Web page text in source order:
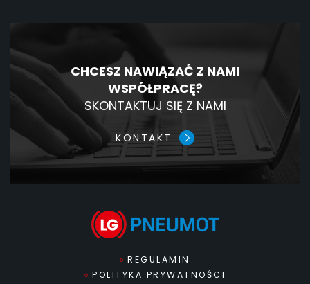
CHCESZ NAWIĄZAĆ Z NAMI
WSPÓŁPRACĘ?
SKONTAKTUJ SIĘ Z NAMI
KONTAKT
REGULAMIN
POLITYKA PRYWATNOŚCI